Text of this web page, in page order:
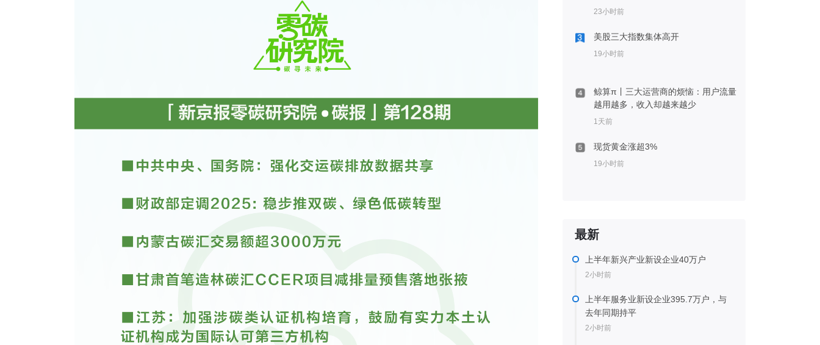
23小时前
美股三大指数集体高开
19小时前
鲸算π丨三大运营商的烦恼：用户流量
越用越多，收入却越来越少
1天前
现货黄金涨超3%
19小时前
最新
上半年新兴产业新设企业40万户
2小时前
上半年服务业新设企业395.7万户，与
去年同期持平
2小时前